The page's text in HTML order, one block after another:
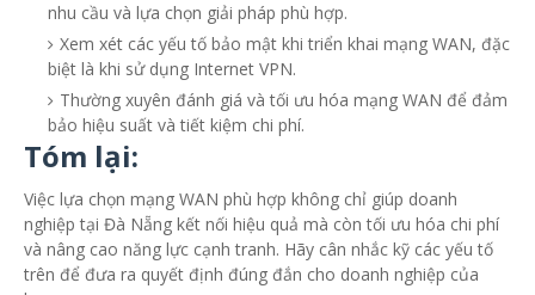
nhu cầu và lựa chọn giải pháp phù hợp.
Xem xét các yếu tố bảo mật khi triển khai mạng WAN, đặc
biệt là khi sử dụng Internet VPN.
Thường xuyên đánh giá và tối ưu hóa mạng WAN để đảm
bảo hiệu suất và tiết kiệm chi phí.
Tóm lại:
Việc lựa chọn mạng WAN phù hợp không chỉ giúp doanh
nghiệp tại Đà Nẵng kết nối hiệu quả mà còn tối ưu hóa chi phí
và nâng cao năng lực cạnh tranh. Hãy cân nhắc kỹ các yếu tố
trên để đưa ra quyết định đúng đắn cho doanh nghiệp của